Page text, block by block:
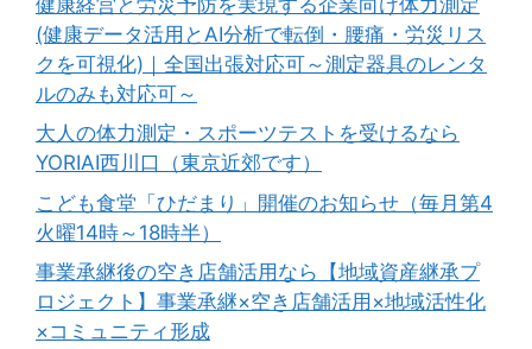
(健康データ活用とAI分析で転倒・腰痛・労災リス
クを可視化)｜全国出張対応可～測定器具のレンタ
ルのみも対応可～
大人の体力測定・スポーツテストを受けるなら
YORIAI西川口（東京近郊です）
こども食堂「ひだまり」開催のお知らせ（毎月第4
火曜14時～18時半）
事業承継後の空き店舗活用なら【地域資産継承プ
ロジェクト】事業承継×空き店舗活用×地域活性化
×コミュニティ形成